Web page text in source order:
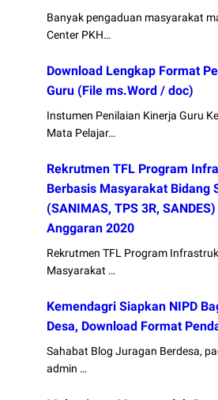
Banyak pengaduan masyarakat
Center PKH…
Download Lengkap Format
Guru (File ms.Word / doc)
Instumen Penilaian Kinerja Guru
Mata Pelajar…
Rekrutmen TFL Program
Berbasis Masyarakat Bidang
(SANIMAS, TPS 3R,
Anggaran 2020
Rekrutmen TFL Program
Masyarakat …
Kemendagri Siapkan NIPD
Desa, Download Format
Sahabat Blog Juragan Berdesa,
admin …